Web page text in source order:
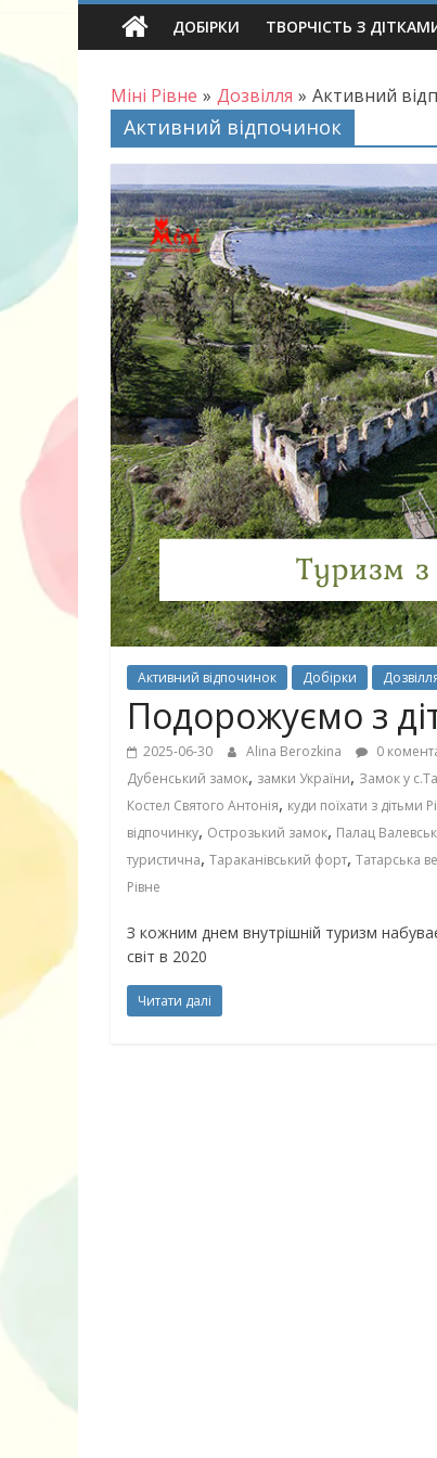
Skip
ДОБІРКИ ТВОРЧІСТЬ З
Міні Рівне » Дозвілля » Активний
Активний відпочинок
Активний відпочинок Добірки
Подорожуємо з
2025-06-30 Alina Berozkina 0
Дубенський замок, замки України, Замок у
Костел Святого Антонія, куди поїхати з дітьми
відпочинку, Острозький замок, Палац
туристична, Тараканівський форт, Татарська
Рівне
З кожним днем внутрішній туризм
світ в 2020
Читати далі
30
маму